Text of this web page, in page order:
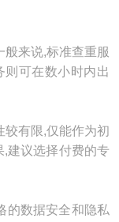
来说,标准查重服
则可在数小时内出
较有限,仅能作为初
,建议选择付费的专
的数据安全和隐私